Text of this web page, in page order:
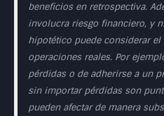
beneficios en retrospectiva.
involucra riesgo financiero, y
hipotético puede considerar
operaciones reales. Por
pérdidas o de adherirse a un
sin importar pérdidas son
pueden afectar de manera